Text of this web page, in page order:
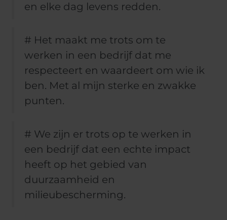
en elke dag levens redden.
# Het maakt me trots om te
werken in een bedrijf dat me
respecteert en waardeert om wie ik
ben. Met al mijn sterke en zwakke
punten.
# We zijn er trots op te werken in
een bedrijf dat een echte impact
heeft op het gebied van
duurzaamheid en
milieubescherming.